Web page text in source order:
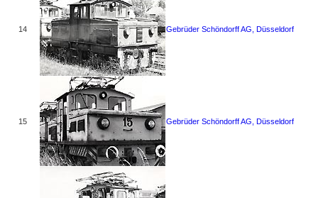
14 Gebrüder Schöndorff AG, Düsseldorf
15 Gebrüder Schöndorff AG, Düsseldorf